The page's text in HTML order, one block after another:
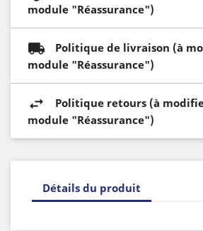
module "Réassurance")
Politique de livraison (à
module "Réassurance")
Politique retours (à
module "Réassurance")
Détails du produit